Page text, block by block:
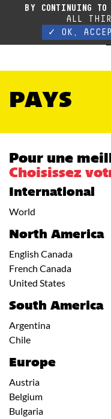
Suites aux événements
coupée. Nous restons
PAYS
Pour une
Choisissez
International
World
North America
English Canada
French Canada
United States
South America
Argentina
Chile
Europe
Austria
Belgium
Bulgaria
BY CONTINUING TO
ALL
✓ OK,